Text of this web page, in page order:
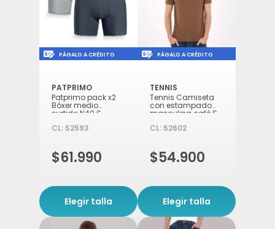
Icon of money-check-dollar-pen
PÁGALO A CRÉDITO
PATPRIMO
Patprimo pack x2
Bóxer medio
surtido N40 S
CL: 52593
$61.990
Elegir talla
Icon of money-check-
PÁGALO A CRÉDITO
TENNIS
Tennis Camiseta
con estampado
masculina café S
CL: 52602
$54.900
Elegir talla